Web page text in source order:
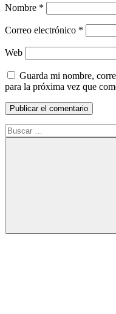
Nombre *
Correo electrónico *
Web
Guarda mi nombre,
para la próxima vez que
Buscar: